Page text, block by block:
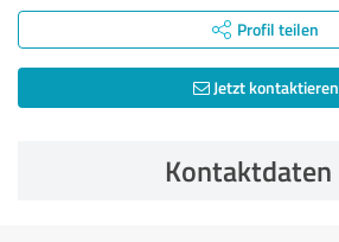
Profil teilen
Jetzt kontaktieren
Kontaktdaten